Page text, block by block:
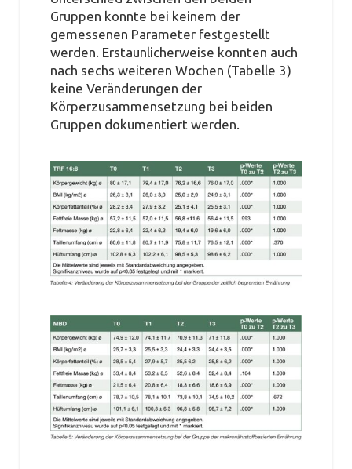
Gruppen konnte bei keinem der
gemessenen Parameter festgestellt
werden. Erstaunlicherweise konnten auch
nach sechs weiteren Wochen (Tabelle 3)
keine Veränderungen der
Körperzusammensetzung bei beiden
Gruppen dokumentiert werden.